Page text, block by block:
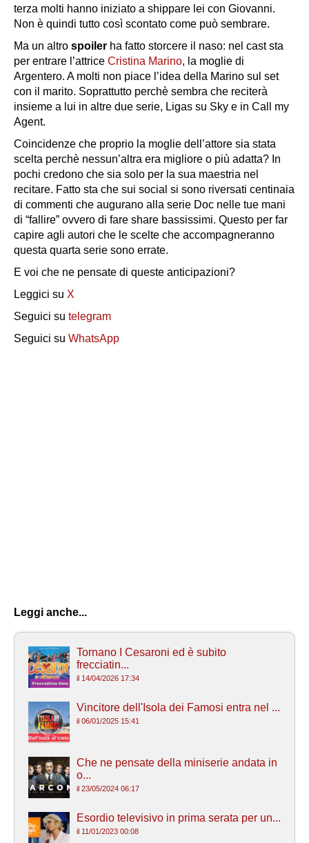
terza molti hanno iniziato a shippare lei con Giovanni.
Non è quindi tutto così scontato come può sembrare.
Ma un altro spoiler ha fatto storcere il naso: nel cast sta
per entrare l’attrice Cristina Marino, la moglie di
Argentero. A molti non piace l’idea della Marino sul set
con il marito. Soprattutto perchè sembra che reciterà
insieme a lui in altre due serie, Ligas su Sky e in Call my
Agent.
Coincidenze che proprio la moglie dell’attore sia stata
scelta perchè nessun’altra era migliore o più adatta? In
pochi credono che sia solo per la sua maestria nel
recitare. Fatto sta che sui social si sono riversati centinaia
di commenti che augurano alla serie Doc nelle tue mani
di “fallire” ovvero di fare share bassissimi. Questo per far
capire agli autori che le scelte che accompagneranno
questa quarta serie sono errate.
E voi che ne pensate di queste anticipazioni?
Leggici su X
Seguici su telegram
Seguici su WhatsApp
Leggi anche...
Tornano I Cesaroni ed è subito
frecciatin...
il 14/04/2026 17:34
Vincitore dell'Isola dei Famosi entra nel ...
il 06/01/2025 15:41
Che ne pensate della miniserie andata in
o...
il 23/05/2024 06:17
Esordio televisivo in prima serata per un...
il 11/01/2023 00:08